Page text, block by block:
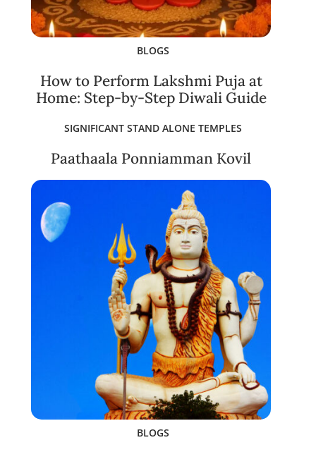
BLOGS
How to Perform Lakshmi Puja at
Home: Step-by-Step Diwali Guide
SIGNIFICANT STAND ALONE TEMPLES
Paathaala Ponniamman Kovil
BLOGS